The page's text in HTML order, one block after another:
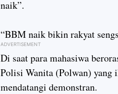
naik”.
“BBM naik bikin rakyat
ADVERTISEMENT
Di saat para mahasiwa
Polisi Wanita (Polwan) yang
mendatangi demonstran.